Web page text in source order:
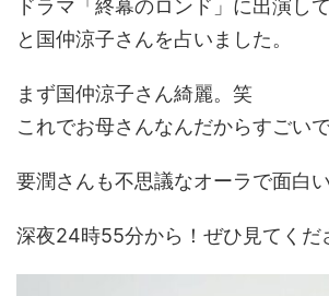
ドラマ「終幕のロンド」に出演し
と国仲涼子さんを占いました。
まず国仲涼子さん綺麗。笑
これでお母さんなんだからすごいで
要潤さんも不思議なオーラで面白い
深夜24時55分から！ぜひ見てくだ